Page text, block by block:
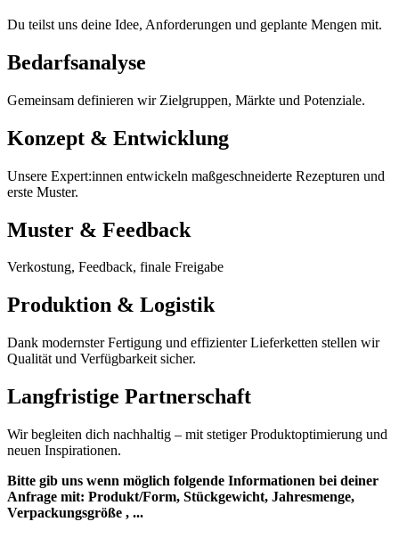
Du teilst uns deine Idee, Anforderungen und geplante Mengen mit.
Bedarfsanalyse
Gemeinsam definieren wir Zielgruppen, Märkte und Potenziale.
Konzept & Entwicklung
Unsere Expert:innen entwickeln maßgeschneiderte Rezepturen und
erste Muster.
Muster & Feedback
Verkostung, Feedback, finale Freigabe
Produktion & Logistik
Dank modernster Fertigung und effizienter Lieferketten stellen wir
Qualität und Verfügbarkeit sicher.
Langfristige Partnerschaft
Wir begleiten dich nachhaltig – mit stetiger Produktoptimierung und
neuen Inspirationen.
Bitte gib uns wenn möglich folgende Informationen bei deiner
Anfrage mit: Produkt/Form, Stückgewicht, Jahresmenge,
Verpackungsgröße , ...